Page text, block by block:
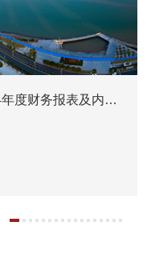
年度财务报表及内部